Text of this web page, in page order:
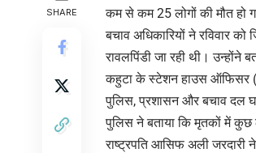
SHARE
कम से कम 25 लोगों की मौत हो
बचाव अधिकारियों ने रविवार
रावलपिंडी जा रही थी। उन्होंने
कहुटा के स्टेशन हाउस ऑफिसर
पुलिस, प्रशासन और बचाव दल
पुलिस ने बताया कि मृतकों में कुछ
राष्ट्रपति आसिफ अली जरदारी